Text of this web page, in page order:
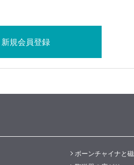
ボーンチャイナと